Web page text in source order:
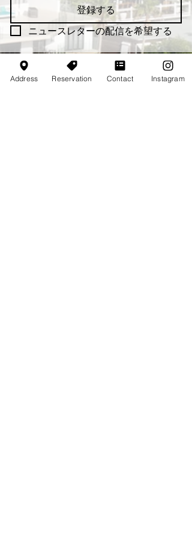
登録する
ニュースレターの配信を希望する
Address Reservation Contact Instagram